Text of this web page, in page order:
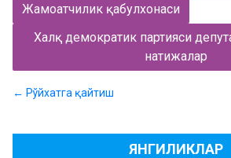
Жамоатчилик қабулхонаси
Халқ демократик партияси
натижалар
← Рўйхатга қайтиш
ЯНГИЛИКЛАР